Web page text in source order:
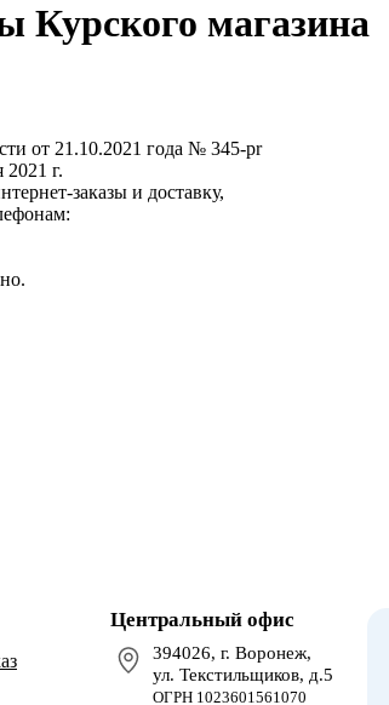
Курского магазина
от 21.10.2021 года № 345-pr
2021 г.
заказы и доставку,
Центральный офис
394026, г. Воронеж,
ул. Текстильщиков, д.5
ОГРН 1023601561070